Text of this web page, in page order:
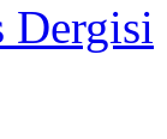
Dergisi